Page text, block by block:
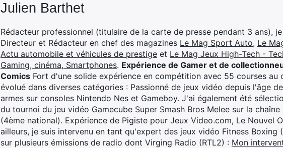
Julien Barthet
Rédacteur professionnel (titulaire de la carte de presse pendant 3 ans), je
Directeur et Rédacteur en chef des magazines Le Mag Sport Auto, Le
Actu automobile et véhicules de prestige et Le Mag Jeux High-Tech -
Gaming, cinéma, Smartphones. Expérience de Gamer et de
Comics Fort d'une solide expérience en compétition avec 55 courses au
évolué dans diverses catégories : Passionné de jeux vidéo depuis l'âge
armes sur consoles Nintendo Nes et Gameboy. J'ai également été
du tournoi du jeu vidéo Gamecube Super Smash Bros Melee sur la chaîne
(4ème national). Expérience de Pigiste pour Jeux Video.com, Le Nouvel
ailleurs, je suis intervenu en tant qu'expert des jeux vidéo Fitness Boxing
sur plusieurs émissions de radio dont Virging Radio (RTL2) : Mon